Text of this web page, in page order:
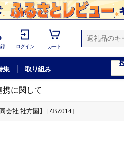
ログイン カート
集 取り組み
携に関して
会社 社方園】 [ZBZ014]